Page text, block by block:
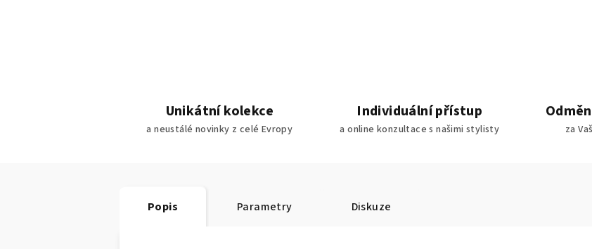
Unikátní kolekce
a neustálé novinky z celé Evropy
Individuální přístup
a online konzultace s našimi stylisty za
Popis Parametry Diskuze